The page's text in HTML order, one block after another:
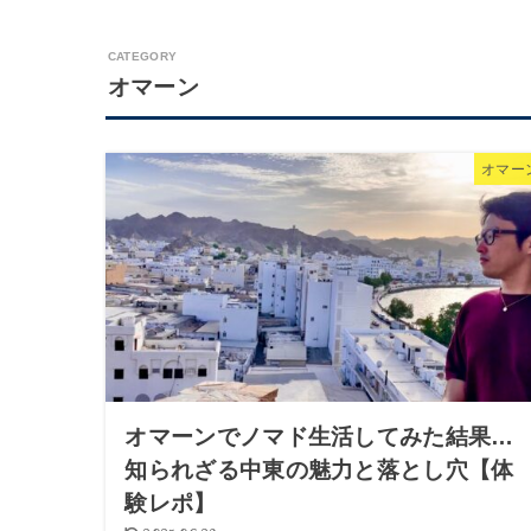
オマーン
オマー
オマーンでノマド生活してみた結果…
知られざる中東の魅力と落とし穴【体
験レポ】